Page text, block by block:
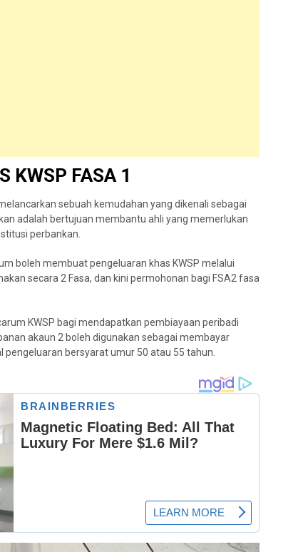
KWSP FASA 1
sebuah kemudahan yang dikenali sebagai
adalah bertujuan membantu ahli yang memerlukan
perbankan.
boleh membuat pengeluaran khas KWSP melalui
secara 2 Fasa, dan kini permohonan bagi FSA2 fasa
KWSP bagi mendapatkan pembiayaan peribadi
akaun 2 boleh digunakan sebagai membayar
bersyarat umur 50 atau 55 tahun.